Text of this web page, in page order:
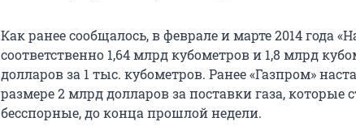
Как ранее сообщалось, в феврале и марте 2014 года
соответственно 1,64 млрд кубометров и 1,8 млрд
долларов за 1 тыс. кубометров. Ранее «Газпром»
размере 2 млрд долларов за поставки газа,
бесспорные, до конца прошлой недели.